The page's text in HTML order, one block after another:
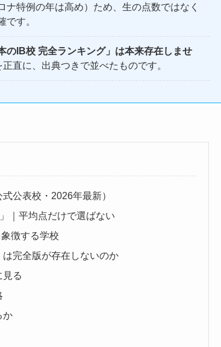
ナ特例の年は高め）ため、生の点数ではなく
です。
のIB校 完全ランキング」は本来存在しませ
直に、出典つきで並べたものです。
公表校・2026年最新）
｜平均点だけで選ばない
徴する学校
完全版が存在しないのか
見る
か